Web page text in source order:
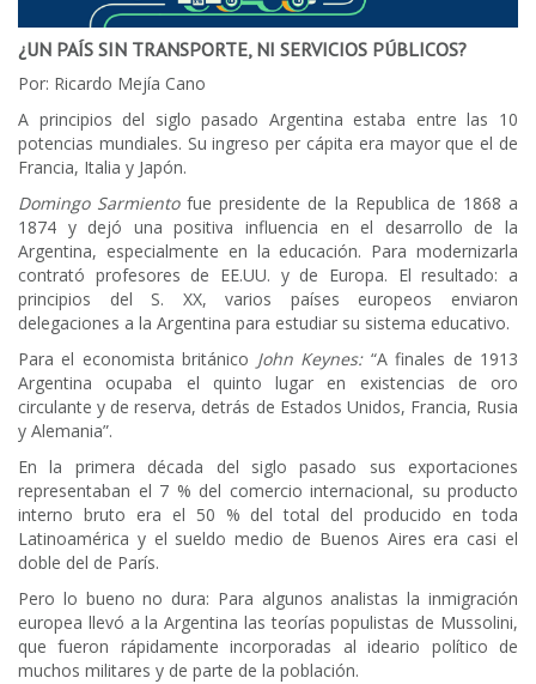
¿UN PAÍS SIN TRANSPORTE, NI SERVICIOS PÚBLICOS?
Por: Ricardo Mejía Cano
A principios del siglo pasado Argentina estaba entre las 10
potencias mundiales. Su ingreso per cápita era mayor que el de
Francia, Italia y Japón.
Domingo Sarmientofue presidente de la Republica de 1868 a
1874 y dejó una positiva influencia en el desarrollo de la
Argentina, especialmente en la educación. Para modernizarla
contrató profesores de EE.UU. y de Europa. El resultado: a
principios del S. XX, varios países europeos enviaron
delegaciones a la Argentina para estudiar su sistema educativo.
Para el economista británico John Keynes: “A finales de 1913
Argentina ocupaba el quinto lugar en existencias de oro
circulante y de reserva, detrás de Estados Unidos, Francia, Rusia
y Alemania”.
En la primera década del siglo pasado sus exportaciones
representaban el 7 % del comercio internacional, su producto
interno bruto era el 50 % del total del producido en toda
Latinoamérica y el sueldo medio de Buenos Aires era casi el
doble del de París.
Pero lo bueno no dura: Para algunos analistas la inmigración
europea llevó a la Argentina las teorías populistas de Mussolini,
que fueron rápidamente incorporadas al ideario político de
muchos militares y de parte de la población.